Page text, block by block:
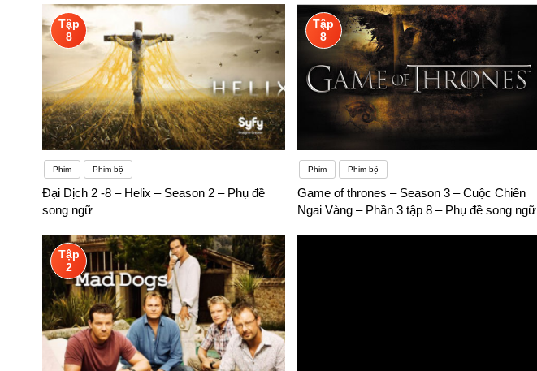
Tập
8
Phim Phim bộ
Đại Dịch 2 -8 – Helix – Season 2 – Phụ đề
song ngữ
Tập
8
Phim Phim bộ
Game of thrones – Season 3 – Cuộc Chiến
Ngai Vàng – Phần 3 tập 8 – Phụ đề song ngữ
Tập
2